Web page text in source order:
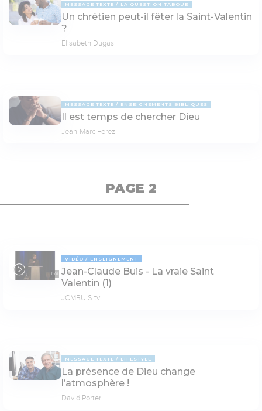
MESSAGE TEXTE LA QUESTION TABOUE
Un chrétien peut-il fêter la Saint-Valentin
?
Elisabeth Dugas
MESSAGE TEXTE ENSEIGNEMENTS BIBLIQUES
Il est temps de chercher Dieu
Jean-Marc Ferez
PAGE 2
11:01
VIDÉO ENSEIGNEMENT
Jean-Claude Buis - La vraie Saint
Valentin (1)
JCMBUIS.tv
MESSAGE TEXTE LIFESTYLE
La présence de Dieu change
l’atmosphère !
David Porter